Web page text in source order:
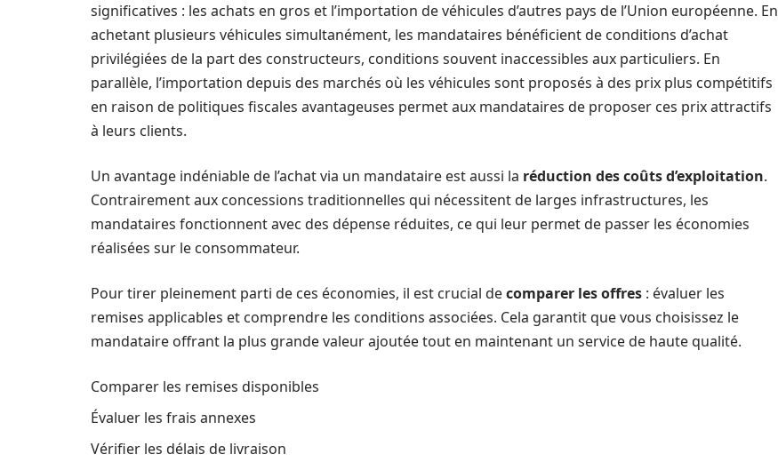
significatives : les achats en gros et l’importation de véhicules d’autres pays de l’Union européenne. En
achetant plusieurs véhicules simultanément, les mandataires bénéficient de conditions d’achat
privilégiées de la part des constructeurs, conditions souvent inaccessibles aux particuliers. En
parallèle, l’importation depuis des marchés où les véhicules sont proposés à des prix plus compétitifs
en raison de politiques fiscales avantageuses permet aux mandataires de proposer ces prix attractifs
à leurs clients.
Un avantage indéniable de l’achat via un mandataire est aussi la réduction des coûts d’exploitation.
Contrairement aux concessions traditionnelles qui nécessitent de larges infrastructures, les
mandataires fonctionnent avec des dépense réduites, ce qui leur permet de passer les économies
réalisées sur le consommateur.
Pour tirer pleinement parti de ces économies, il est crucial decomparer les offres : évaluer les
remises applicables et comprendre les conditions associées. Cela garantit que vous choisissez le
mandataire offrant la plus grande valeur ajoutée tout en maintenant un service de haute qualité.
Comparer les remises disponibles
Évaluer les frais annexes
Vérifier les délais de livraison